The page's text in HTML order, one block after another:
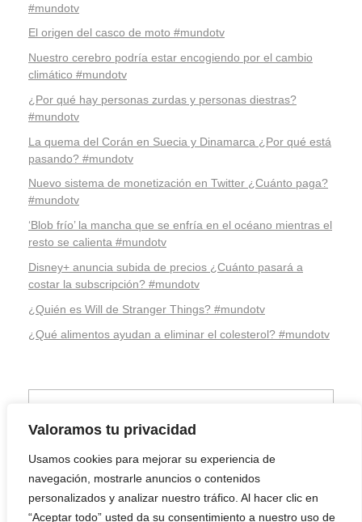
Valoramos tu privacidad
Usamos cookies para mejorar su experiencia de
navegación, mostrarle anuncios o contenidos
personalizados y analizar nuestro tráfico. Al hacer clic en
“Aceptar todo” usted da su consentimiento a nuestro uso de
#mundotv
El origen del casco de moto #mundotv
Nuestro cerebro podría estar encogiendo por el cambio
climático #mundotv
¿Por qué hay personas zurdas y personas diestras?
#mundotv
La quema del Corán en Suecia y Dinamarca ¿Por qué está
pasando? #mundotv
Nuevo sistema de monetización en Twitter ¿Cuánto paga?
#mundotv
‘Blob frío’ la mancha que se enfría en el océano mientras el
resto se calienta #mundotv
Disney+ anuncia subida de precios ¿Cuánto pasará a
costar la subscripción? #mundotv
¿Quién es Will de Stranger Things? #mundotv
¿Qué alimentos ayudan a eliminar el colesterol? #mundotv